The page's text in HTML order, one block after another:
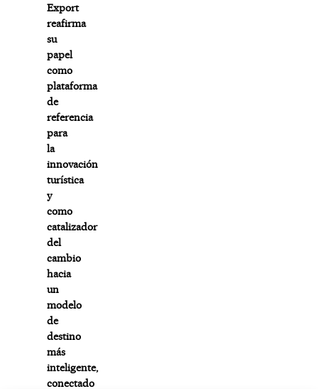
Export
reafirma
su
papel
como
plataforma
de
referencia
para
la
innovación
turística
y
como
catalizador
del
cambio
hacia
un
modelo
de
destino
más
inteligente,
conectado